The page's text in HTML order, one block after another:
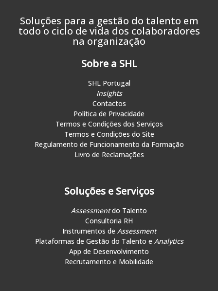
Soluções para a gestão do talento em
todo o ciclo de vida dos colaboradores
na organização
Sobre a SHL
SHL Portugal
Insights
Contactos
Política de Privacidade
Termos e Condições dos Serviços
Termos e Condições do Site
Regulamento de Funcionamento da Formação
Livro de Reclamações
Soluções e Serviços
Assessmentdo Talento
Consultoria RH
Instrumentos de Assessment
Plataformas de Gestão do Talento e Analytics
App de Desenvolvimento
Recrutamento e Mobilidade